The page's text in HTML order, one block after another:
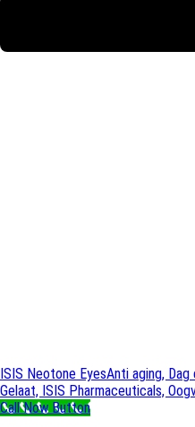
ISIS Neotone EyesAnti aging,
Gelaat, ISIS Pharmaceuticals,
Call Now Button